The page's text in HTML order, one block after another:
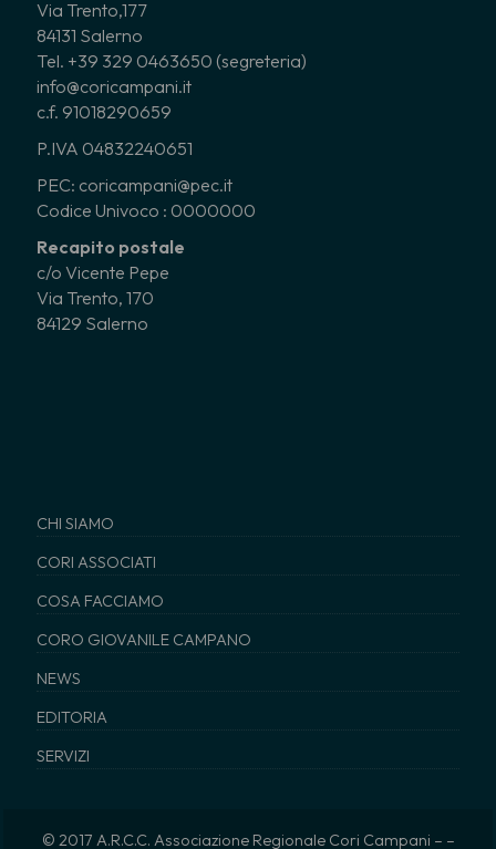
Via Trento,177
84131 Salerno
Tel. +39 329 0463650 (segreteria)
info@coricampani.it
c.f. 91018290659
P.IVA 04832240651
PEC: coricampani@pec.it
Codice Univoco : 0000000
Recapito postale
c/o Vicente Pepe
Via Trento, 170
84129 Salerno
CHI SIAMO
CORI ASSOCIATI
COSA FACCIAMO
CORO GIOVANILE CAMPANO
NEWS
EDITORIA
SERVIZI
© 2017 A.R.C.C. Associazione Regionale Cori Campani – –